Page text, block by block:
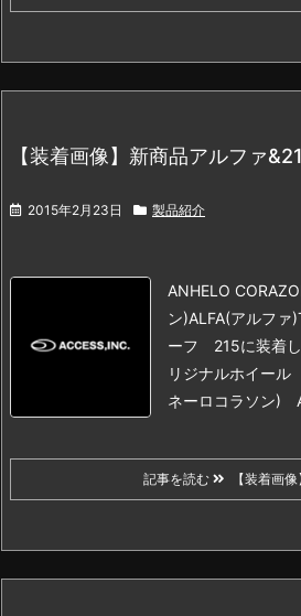
【装着画像】新商品アルファ
2015年2月23日 製品紹介
ANHELO
ン)ALFA(アルフ
ーフ 215に装着し
リジナルホイー
ネーロコラソン)
記事を読む 【装着画